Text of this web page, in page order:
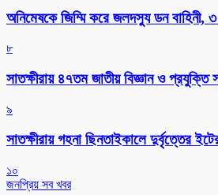
অনিমেষকে জিম্মি করে জলদস্যু ডন
৮
সাতক্ষীরায় ৪৭তম জাতীয় বিজ্ঞান ও
৯
সাতক্ষীরায় গহনা ছিনতাইকালে দুর্বৃত্তের
১০
জনপ্রিয় সব খবর